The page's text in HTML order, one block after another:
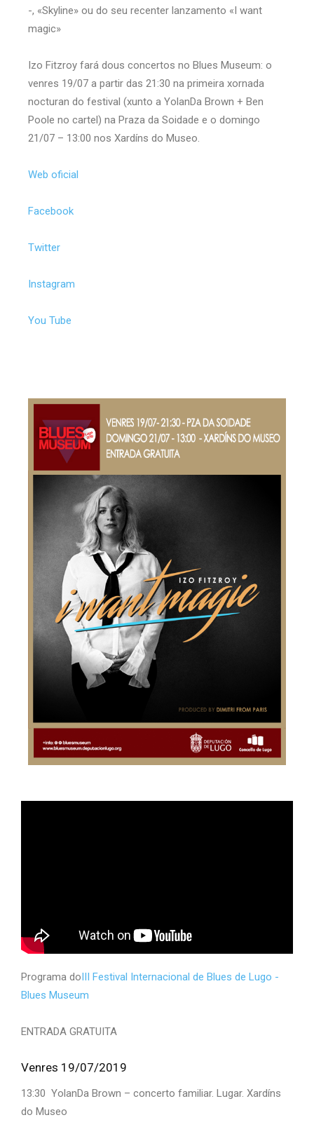
-, «Skyline» ou do seu recenter lanzamento «I want
magic»
Izo Fitzroy fará dous concertos no Blues Museum: o
venres 19/07 a partir das 21:30 na primeira xornada
nocturan do festival (xunto a YolanDa Brown + Ben
Poole no cartel) na Praza da Soidade e o domingo
21/07 – 13:00 nos Xardíns do Museo.
Web oficial
Facebook
Twitter
Instagram
You Tube
Programa doIII Festival Internacional de Blues de Lugo -
Blues Museum
ENTRADA GRATUITA
Venres 19/07/2019
13:30 YolanDa Brown – concerto familiar. Lugar. Xardíns
do Museo